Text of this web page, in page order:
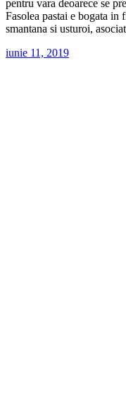
pentru vara deoarece se
Fasolea pastai e bogata in
smantana si usturoi,
iunie 11, 2019